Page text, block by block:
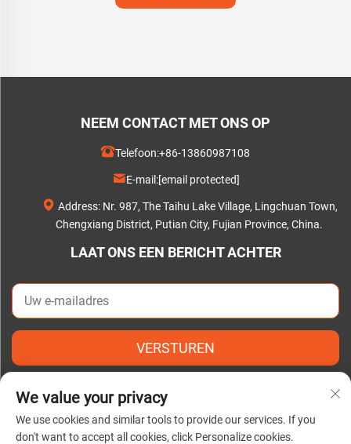
NEEM CONTACT MET ONS OP
Telefoon:+86-13860987108
E-mail:[email protected]
Address: Nr. 987, The Taihu Lake Village, Lingchuan Town,
Chengxiang District, Putian City, Fujian Province, China.
LAAT ONS EEN BERICHT ACHTER
VERSTUREN
We value your privacy
We use cookies and similar tools to provide our services. If you
don't want to accept all cookies, click Personalize cookies.